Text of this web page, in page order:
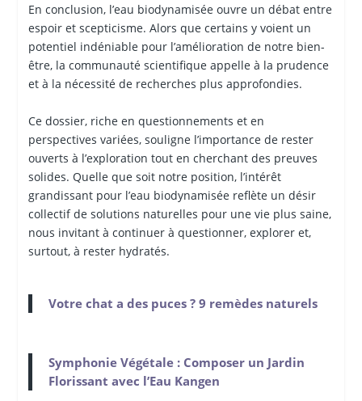
En conclusion, l’eau biodynamisée ouvre un débat entre
espoir et scepticisme. Alors que certains y voient un
potentiel indéniable pour l’amélioration de notre bien-
être, la communauté scientifique appelle à la prudence
et à la nécessité de recherches plus approfondies.
Ce dossier, riche en questionnements et en
perspectives variées, souligne l’importance de rester
ouverts à l’exploration tout en cherchant des preuves
solides. Quelle que soit notre position, l’intérêt
grandissant pour l’eau biodynamisée reflète un désir
collectif de solutions naturelles pour une vie plus saine,
nous invitant à continuer à questionner, explorer et,
surtout, à rester hydratés.
Votre chat a des puces ? 9 remèdes naturels
Symphonie Végétale : Composer un Jardin
Florissant avec l’Eau Kangen